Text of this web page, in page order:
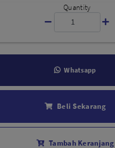
LENSA KAMERA
Aksesoris Lensa
Sony FE
Quantity
Whatsapp
Beli Sekarang
Tambah Keranjang